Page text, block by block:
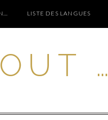
LISTE DES LANGUES
…